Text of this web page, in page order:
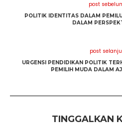
Buku “Indah
post
POLITIK IDENTITAS DALAM
DALAM
post
URGENSI PENDIDIKAN POLITIK
PEMILIH MUDA DALAM
TINGGALKAN